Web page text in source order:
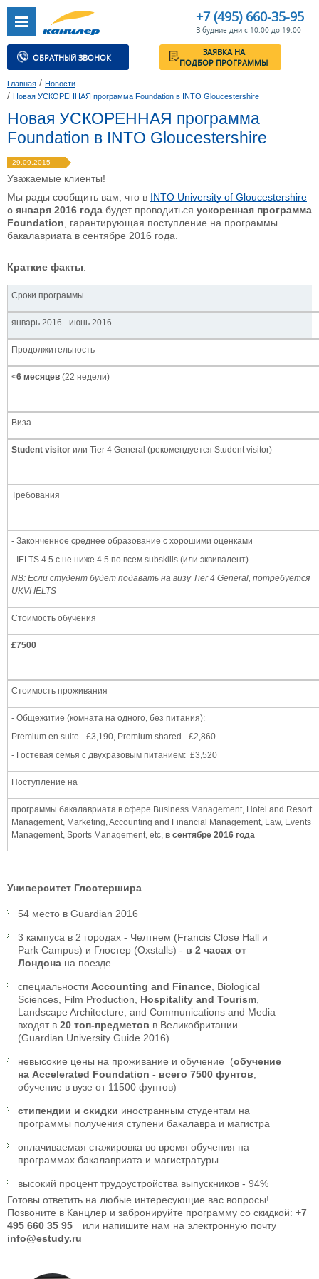
+7 (495) 660-35-95
В будние дни с 10:00 до 19:00
ОБРАТНЫЙ ЗВОНОК
ЗАЯВКА НА
ПОДБОР ПРОГРАММЫ
Главная / Новости
/ Новая УСКОРЕННАЯ программа Foundation в INTO Gloucestershire
Новая УСКОРЕННАЯ программа
Foundation в INTO Gloucestershire
29.09.2015
Уважаемые клиенты!
Мы рады сообщить вам, что в INTO University of Gloucestershire
с января 2016 года будет проводиться ускоренная программа
Foundation , гарантирующая поступление на программы
бакалавриата в сентябре 2016 года.
Краткие факты:
Сроки программы
январь 2016 - июнь 2016
Продолжительность
<6 месяцев (22 недели)
Виза
Student visitor или Tier 4 General (рекомендуется Student visitor)
Требования
- Законченное среднее образование с хорошими оценками
- IELTS 4.5 с не ниже 4.5 по всем subskills (или эквивалент)
NB: Если студент будет подавать на визу Tier4 General, потребуется
UKVI IELTS
Стоимость обучения
£7500
Стоимость проживания
- Общежитие (комната на одного, без питания):
Premium en suite - £3,190, Premium shared - £2,860
- Гостевая семья с двухразовым питанием: £3,520
Поступление на
программы бакалавриата в сфере Business Management, Hotel and Resort
Management, Marketing, Accounting and Financial Management, Law, Events
Management, Sports Management, etc, в сентябре 2016 года
Университет Глостершира
54 место в Guardian 2016
3 кампуса в 2 городах - Челтнем (Francis Close Hall и
Park Campus) и Глостер (Oxstalls) - в 2 часах от
Лондона на поезде
специальности Accounting and Finance , Biological
Sciences, Film Production, Hospitality and Tourism
Landscape Architecture, and Communications and Media
входят в 20 топ-предметов в Великобритании
(Guardian University Guide 2016)
невысокие цены на проживание и обучение (обучение
на Accelerated Foundation - всего 7500 фунтов
обучение в вузе от 11500 фунтов)
стипендии и скидки иностранным студентам на
программы получения ступени бакалавра и магистра
оплачиваемая стажировка во время обучения на
программах бакалавриата и магистратуры
высокий процент трудоустройства выпускников - 94%
Готовы ответить на любые интересующие вас вопросы!
Позвоните в Канцлер и забронируйте программу со скидкой: +7
495 660 35 95
или напишите нам на электронную почту
info@estudy.ru